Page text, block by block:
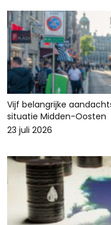
Vijf belangrijke
situatie Midden-Oosten
23 juli 2026